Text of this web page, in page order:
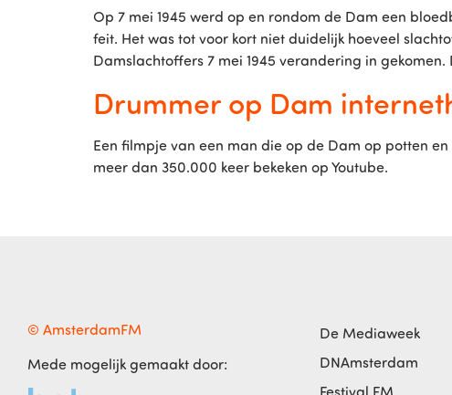
Op 7 mei 1945 werd op en rondom de Dam een
feit. Het was tot voor kort niet duidelijk hoeveel
Damslachtoffers 7 mei 1945 verandering in gekomen.
Drummer op Dam
Een filmpje van een man die op de Dam op potten
meer dan 350.000 keer bekeken op Youtube.
© AmsterdamFM
Mede mogelijk gemaakt door:
De Mediaweek
DNAmsterdam
Festival FM